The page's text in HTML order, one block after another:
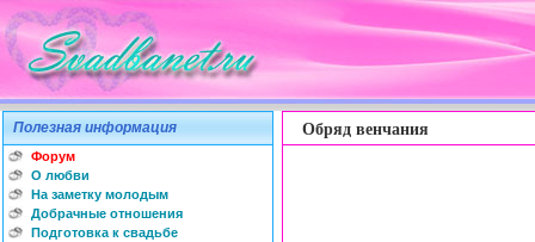
Полезная информация
Форум
О любви
На заметку молодым
Добрачные отношения
Подготовка к свадьбе
Обряд венчания